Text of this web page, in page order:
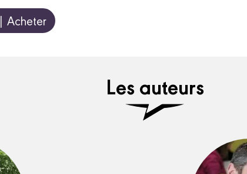
| Acheter
Les auteurs